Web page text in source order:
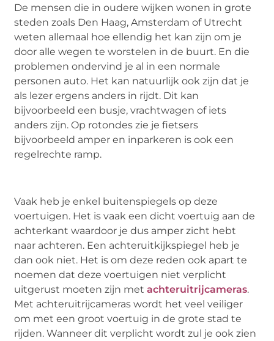
De mensen die in oudere wijken wonen in grote
steden zoals Den Haag, Amsterdam of Utrecht
weten allemaal hoe ellendig het kan zijn om je
door alle wegen te worstelen in de buurt. En die
problemen ondervind je al in een normale
personen auto. Het kan natuurlijk ook zijn dat je
als lezer ergens anders in rijdt. Dit kan
bijvoorbeeld een busje, vrachtwagen of iets
anders zijn. Op rotondes zie je fietsers
bijvoorbeeld amper en inparkeren is ook een
regelrechte ramp.
Vaak heb je enkel buitenspiegels op deze
voertuigen. Het is vaak een dicht voertuig aan de
achterkant waardoor je dus amper zicht hebt
naar achteren. Een achteruitkijkspiegel heb je
dan ook niet. Het is om deze reden ook apart te
noemen dat deze voertuigen niet verplicht
uitgerust moeten zijn metachteruitrijcameras.
Met achteruitrijcameras wordt het veel veiliger
om met een groot voertuig in de grote stad te
rijden. Wanneer dit verplicht wordt zul je ook zien